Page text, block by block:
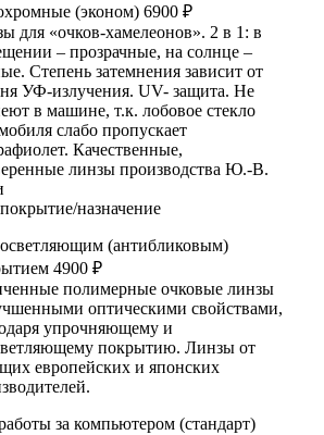
(эконом) 6900 ₽
для «очков-хамелеонов». 2 в 1: в
– прозрачные, на солнце –
Степень затемнения зависит от
УФ-излучения. UV- защита. Не
в машине, т.к. лобовое стекло
слабо пропускает
Качественные,
линзы производства Ю.-В.
назначение
(антибликовым)
4900 ₽
полимерные очковые линзы
оптическими свойствами,
упрочняющему и
покрытию. Линзы от
европейских и японских
за компьютером (стандарт)